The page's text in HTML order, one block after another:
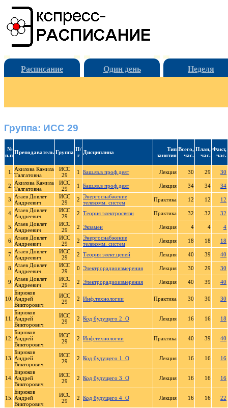
Расписание Один день Неделя
Группа: ИСС 29
№
п.п Преподаватель Группа П/
г
Дисциплина
Тип
занятия
Всего,
час.
План,
час.
Факт,
час.
1.
Акилова Камила
Талгатовна
ИСС
29
1 Баш.яз.в проф.деят Лекция 30 29 30
2.
Акилова Камила
Талгатовна
ИСС
29
1 Баш.яз.в проф.деят Лекция 34 34 34
3.
Атаев Довлет
Андреевич
ИСС
29
2 Энергоснабжение
телекомм. систем
Практика 12 12 12
4. Атаев Довлет
Андреевич
ИСС
29
2 Теория электросвязи Практика 32 32 32
5.
Атаев Довлет
Андреевич
ИСС
29
2 Экзамен Лекция 4 4 4
6. Атаев Довлет
Андреевич
ИСС
29
2 Энергоснабжение
телекомм. систем
Лекция 18 18 18
7. Атаев Довлет
Андреевич
ИСС
29
2 Теория элект.цепей Лекция 40 39 40
8.
Атаев Довлет
Андреевич
ИСС
29
0 Электрорадиоизмерения Лекция 30 29 30
9.
Атаев Довлет
Андреевич
ИСС
29
2 Электрорадиоизмерения Лекция 40 39 40
10.
Бирюков
Андрей
Викторович
ИСС
29
2 Инф.технологии Практика 30 30 30
11.
Бирюков
Андрей
Викторович
ИСС
29
2 Код будущего 2_О Лекция 16 16 18
12.
Бирюков
Андрей
Викторович
ИСС
29
2 Инф.технологии Практика 40 39 40
13.
Бирюков
Андрей
Викторович
ИСС
29
2 Код будущего 1_О Лекция 16 16 16
14.
Бирюков
Андрей
Викторович
ИСС
29
2 Код будущего 3_О Лекция 16 16 16
15.
Бирюков
Андрей
Викторович
ИСС
29
2 Код будущего 4_О Лекция 16 16 22